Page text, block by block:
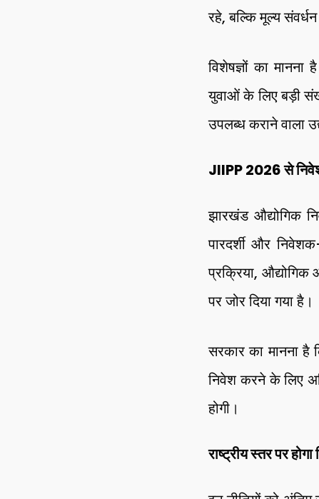
रहे, बल्कि मूल्य
विशेषज्ञों का
युवाओं के लिए बड़ी
उपलब्ध कराने वाला
JIIPP 2026 से
झारखंड औद्योगिक
पारदर्शी और
प्रक्रिया, औद्योगिक
पर जोर दिया गया है।
सरकार का मानना है
निवेश करने के लिए
होगी।
राष्ट्रीय स्तर पर